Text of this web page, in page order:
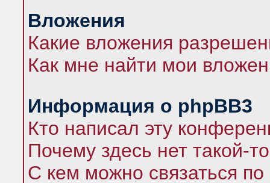
Вложения
Какие вложения
Как мне найти мои
Информация о phpBB3
Кто написал эту
Почему здесь нет такой-
С кем можно связаться по